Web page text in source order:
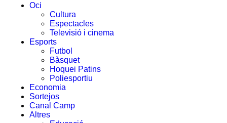
Oci
Cultura
Espectacles
Televisió i cinema
Esports
Futbol
Bàsquet
Hoquei Patins
Poliesportiu
Economia
Sortejos
Canal Camp
Altres